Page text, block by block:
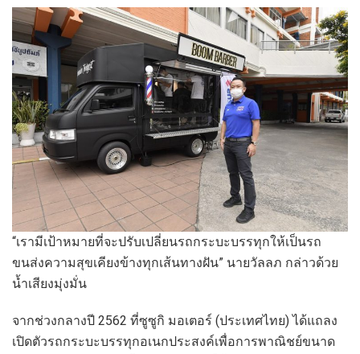
“เรามีเป้าหมายที่จะปรับเปลี่ยนรถกระบะบรรทุกให้เป็นรถ
ขนส่งความสุขเคียงข้างทุกเส้นทางฝัน” นายวัลลภ กล่าวด้วย
น้ำเสียงมุ่งมั่น
จากช่วงกลางปี 2562 ที่ซูซูกิ มอเตอร์ (ประเทศไทย) ได้แถลง
เปิดตัวรถกระบะบรรทุกอเนกประสงค์เพื่อการพาณิชย์ขนาด